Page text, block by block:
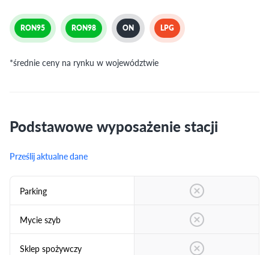
RON95 RON98 ON LPG
*średnie ceny na rynku w województwie
Podstawowe wyposażenie stacji
Prześlij aktualne dane
Parking
Mycie szyb
Sklep spożywczy